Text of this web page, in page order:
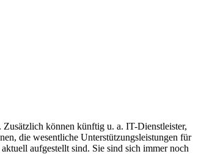
können künftig u. a. IT-Dienstleister,
die wesentliche Unterstützungsleistungen für
aufgestellt sind. Sie sind sich immer noch